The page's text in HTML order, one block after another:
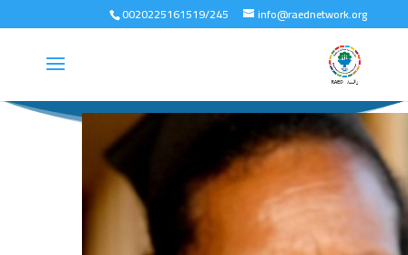
0020225161519/245 info@raednetwork.org